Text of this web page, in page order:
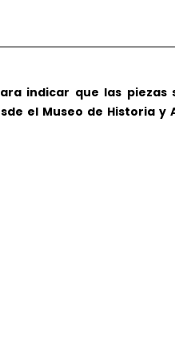
indicar que las piezas
el Museo de Historia y